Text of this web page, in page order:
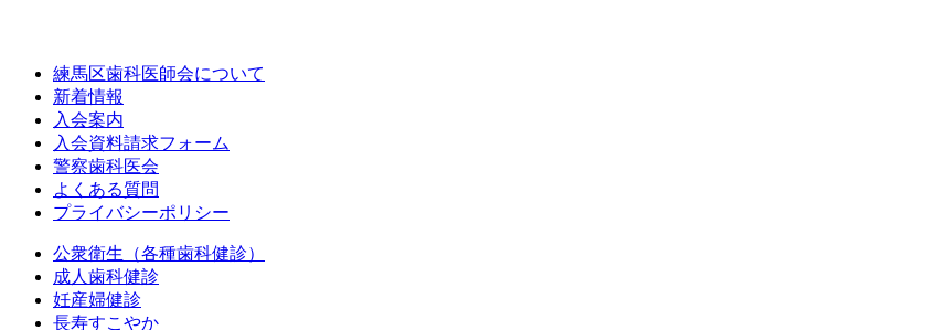
練馬区歯科医師会について
新着情報
入会案内
入会資料請求フォーム
警察歯科医会
よくある質問
プライバシーポリシー
公衆衛生（各種歯科健診）
成人歯科健診
妊産婦健診
長寿すこやか